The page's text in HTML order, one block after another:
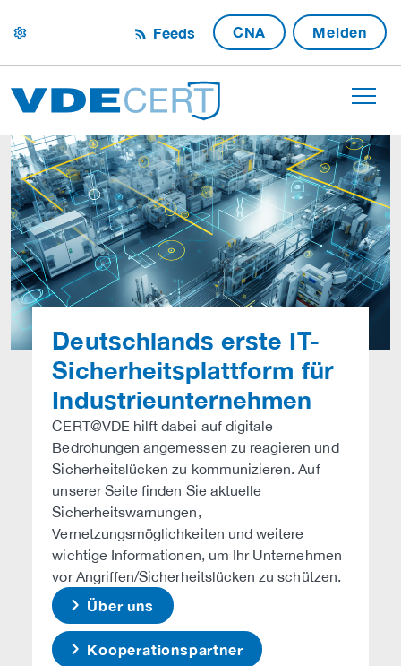
settings Feeds CNA Melden
Deutschlands erste IT-
Sicherheitsplattform für
Industrieunternehmen
CERT@VDE hilft dabei auf digitale
Bedrohungen angemessen zu reagieren und
Sicherheitslücken zu kommunizieren. Auf
unserer Seite finden Sie aktuelle
Sicherheitswarnungen,
Vernetzungsmöglichkeiten und weitere
wichtige Informationen, um Ihr Unternehmen
vor Angriffen/Sicherheitslücken zu schützen.
Über uns
Kooperationspartner